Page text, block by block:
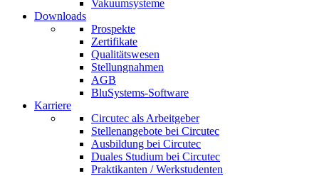
Vakuumsysteme
Downloads
Prospekte
Zertifikate
Qualitätswesen
Stellungnahmen
AGB
BluSystems-Software
Karriere
Circutec als Arbeitgeber
Stellenangebote bei Circutec
Ausbildung bei Circutec
Duales Studium bei Circutec
Praktikanten / Werkstudenten